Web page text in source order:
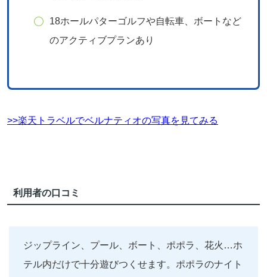
18ホールパターゴルフや自転車、ボートなど
のアクティブプランあり
>>楽天トラベルでベルナティオの写真を見てみる
利用者の口コミ
ジップライン、プール、ボート、ポポラ、花火…ホ
テル内だけで十分遊びつくせます。ポポラのナイト